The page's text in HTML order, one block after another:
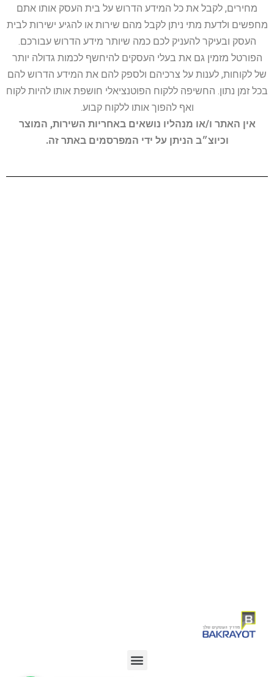
מחירים, לקבל את כל המידע הדרוש על בית העסק אותו אתם
מחפשים ולדעת מתי ניתן לקבל מהם שירות או להגיע ישירות לבית
העסק ובעיקר להעניק לכם כמה שיותר מידע הדרוש עבורכם.
הפורטל מזמין גם את בעלי העסקים להיחשף לכמות גדולה יותר
של לקוחות, לענות על צרכיהם ולספק להם את המידע הדרוש להם
בכל זמן נתון. החשיפה ללקוח הפוטנציאלי חושפת אותו להיות לקוח
ואף להפוך אותו ללקוח קבוע.
אין האתר ו/או מנהליו נושאים באחריות השירות, המוצר
וכיוצ״ב הניתן על ידי המפרסמים באתר זה.